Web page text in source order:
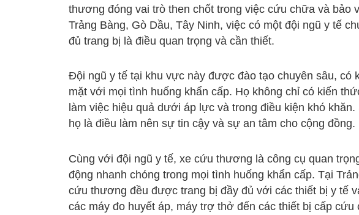
thương đóng vai trò then chốt trong việc cứu chữa và bảo
Trảng Bàng, Gò Dầu, Tây Ninh, việc có một đội ngũ y tế
đủ trang bị là điều quan trọng và cần thiết.
Đội ngũ y tế tại khu vực này được đào tạo chuyên sâu, có
mặt với mọi tình huống khẩn cấp. Họ không chỉ có kiến
làm việc hiệu quả dưới áp lực và trong điều kiện khó
họ là điều làm nên sự tin cậy và sự an tâm cho cộng đồng.
Cùng với đội ngũ y tế, xe cứu thương là công cụ quan
động nhanh chóng trong mọi tình huống khẩn cấp. Tại
cứu thương đều được trang bị đầy đủ với các thiết bị y tế
các máy đo huyết áp, máy trợ thở đến các thiết bị cấp